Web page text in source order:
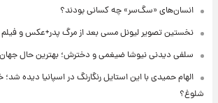
انسان‌های «سگ‌سر» چه کسانی بودند؟
نخستین تصویر لیونل مسی بعد از مرگ پدر+عکس و فیلم
سلفی دیدنی نیوشا ضیغمی و دخترش؛ بهترین حال جهان
الهام حمیدی با این استایل رنگارنگ در اسپانیا دیده
شلوغ؟